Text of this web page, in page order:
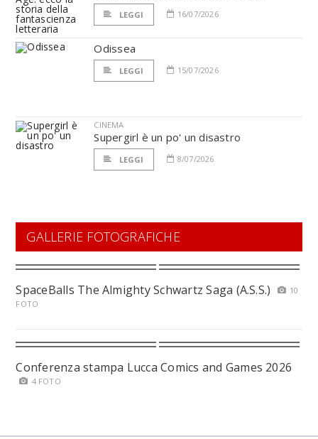
LEGGI 16/07/2026
Odissea
LEGGI 15/07/2026
CINEMA
Supergirl è un po' un disastro
LEGGI 8/07/2026
GALLERIE FOTOGRAFICHE
SpaceBalls The Almighty Schwartz Saga (A.S.S.)
10
FOTO
Conferenza stampa Lucca Comics and Games 2026
4 FOTO